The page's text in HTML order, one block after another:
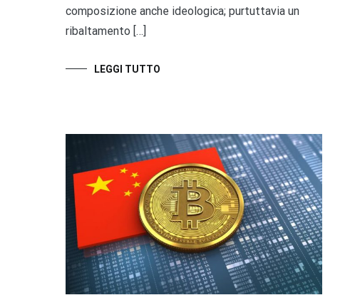
composizione anche ideologica; purtuttavia un
ribaltamento […]
LEGGI TUTTO